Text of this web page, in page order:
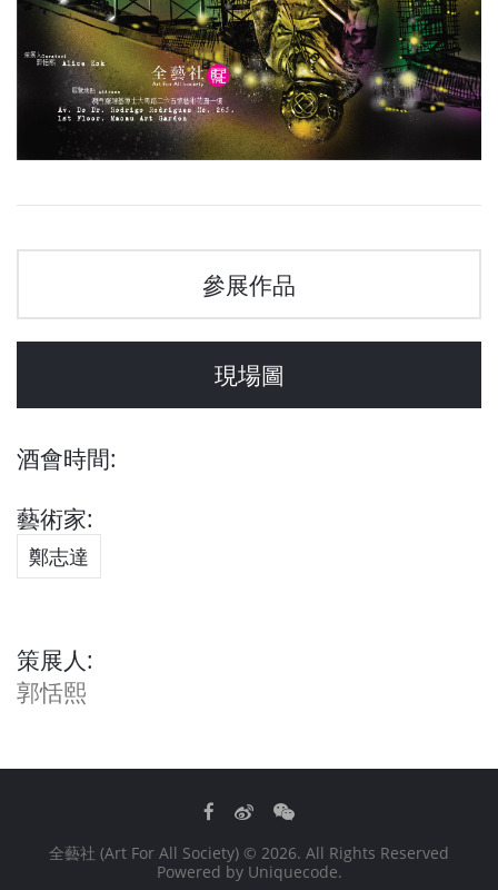
參展作品
現場圖
酒會時間:
藝術家:
鄭志達
策展人:
郭恬熙
Facebook
WeiboWeChat
全藝社 (Art For All Society) © 2026. All Rights Reserved
Powered by Uniquecode.